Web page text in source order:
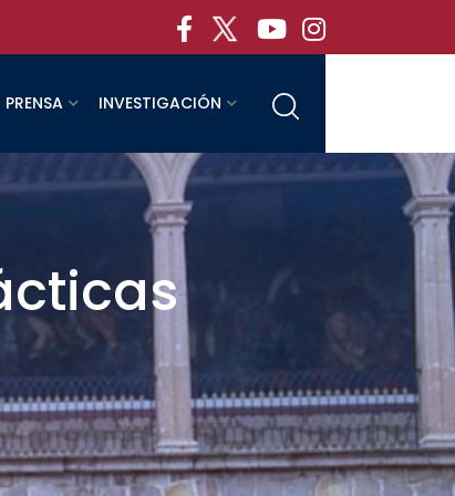
PRENSA INVESTIGACIÓN